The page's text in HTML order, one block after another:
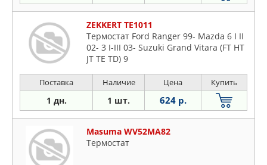
ZEKKERT TE1011
Термостат Ford Ranger 99- Mazda 6 I II
02- 3 I-III 03- Suzuki Grand Vitara (FT HT
JT TE TD) 9
Поставка Наличие Цена Купить
1 дн. 1 шт. 624 р.
Masuma WV52MA82
Термостат